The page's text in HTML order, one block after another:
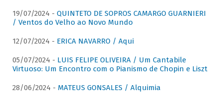
19/07/2024 - QUINTETO DE SOPROS CAMARGO GUARNIERI
/ Ventos do Velho ao Novo Mundo
12/07/2024 - ERICA NAVARRO / Aqui
05/07/2024 - LUIS FELIPE OLIVEIRA / Um Cantabile
Virtuoso: Um Encontro com o Pianismo de Chopin e Liszt
28/06/2024 - MATEUS GONSALES / Alquimia